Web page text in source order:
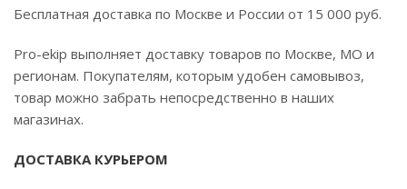
Бесплатная доставка по Москве и России от 15 000 руб.
Pro-ekip выполняет доставку товаров по Москве, МО и
регионам. Покупателям, которым удобен самовывоз,
товар можно забрать непосредственно в наших
магазинах.
ДОСТАВКА КУРЬЕРОМ